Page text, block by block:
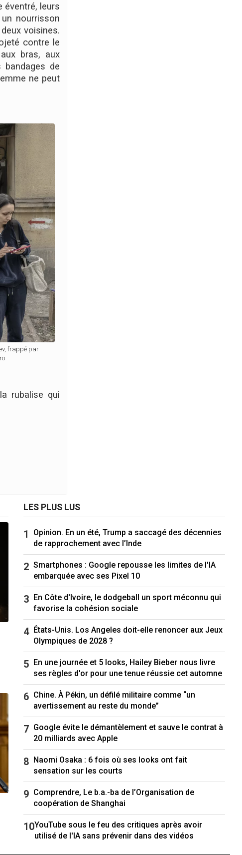
éventré, leurs
nourrisson
voisines.
contre le
bras, aux
de
ne peut
frappé par
rubalise qui
LES PLUS LUS
Opinion. En un été, Trump a saccagé des décennies
de rapprochement avec l’Inde
Smartphones : Google repousse les limites de l'IA
embarquée avec ses Pixel 10
En Côte d'Ivoire, le dodgeball un sport méconnu qui
favorise la cohésion sociale
États-Unis. Los Angeles doit-elle renoncer aux Jeux
Olympiques de 2028 ?
En une journée et 5 looks, Hailey Bieber nous livre
ses règles d'or pour une tenue réussie cet automne
Chine. À Pékin, un défilé militaire comme “un
avertissement au reste du monde”
Google évite le démantèlement et sauve le contrat à
20 milliards avec Apple
Naomi Osaka : 6 fois où ses looks ont fait
sensation sur les courts
Comprendre, Le b.a.-ba de l’Organisation de
coopération de Shanghai
YouTube sous le feu des critiques après avoir
utilisé de l'IA sans prévenir dans des vidéos